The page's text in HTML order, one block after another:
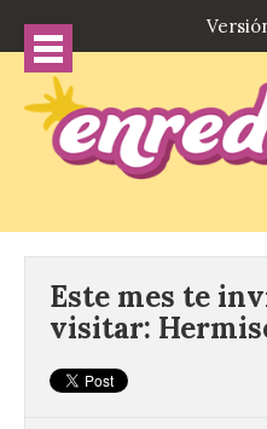
Este mes te
visitar: